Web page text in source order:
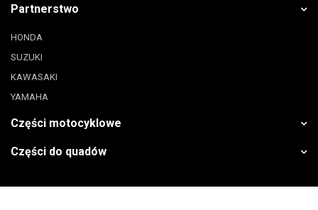
Partnerstwo
HONDA
SUZUKI
KAWASAKI
YAMAHA
Części motocyklowe
Części do quadów